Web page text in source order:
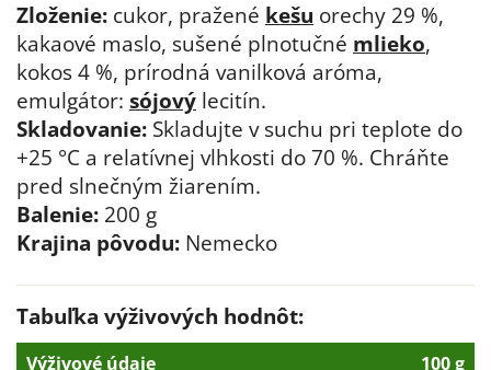
Zloženie: cukor, pražené kešu orechy 29 %,
kakaové maslo, sušené plnotučné mlieko,
kokos 4 %, prírodná vanilková aróma,
emulgátor: sójový lecitín.
Skladovanie: Skladujte v suchu pri teplote do
+25 °C a relatívnej vlhkosti do 70 %. Chráňte
pred slnečným žiarením.
Balenie: 200 g
Krajina pôvodu: Nemecko
Tabuľka výživových hodnôt:
Výživové údaje
100 g